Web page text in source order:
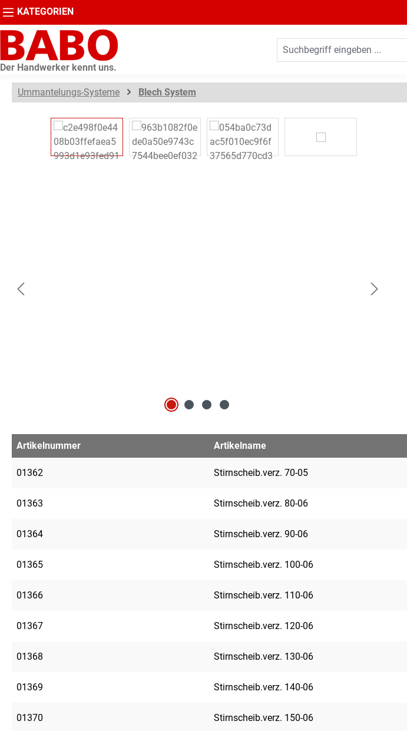
Zur Hauptnavigation springen
Der Handwerker kennt uns.
KATEGORIEN
Ummantelungs-Systeme Blech System
Bildergalerie überspringen
Artikelnummer Artikelname
01362 Stirnscheib.verz. 70-05
01363 Stirnscheib.verz. 80-06
01364 Stirnscheib.verz. 90-06
01365 Stirnscheib.verz. 100-06
01366 Stirnscheib.verz. 110-06
01367 Stirnscheib.verz. 120-06
01368 Stirnscheib.verz. 130-06
01369 Stirnscheib.verz. 140-06
01370 Stirnscheib.verz. 150-06